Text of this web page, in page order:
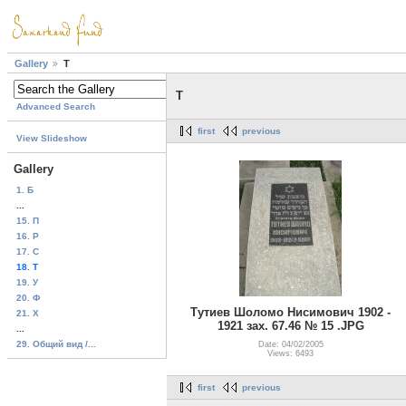
Gallery T
Advanced Search
View Slideshow
Gallery
1. Б
15. П
16. Р
17. C
18. T
19. У
20. Ф
21. Х
29. Общий вид /...
T
first previous
Тутиев Шоломо Нисимович 1902 -
1921 зах. 67.46 № 15 .JPG
Date: 04/02/2005
Views: 6493
first previous